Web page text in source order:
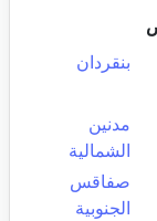
بنقردان
مدنين
الشمالية
صفاقس
الجنوبية